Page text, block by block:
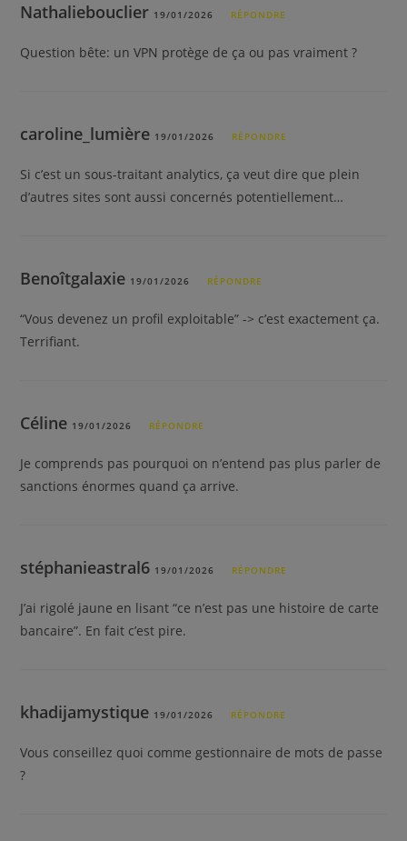
Nathaliebouclier 19/01/2026 RÉPONDRE
Question bête: un VPN protège de ça ou pas vraiment ?
caroline_lumière 19/01/2026 RÉPONDRE
Si c’est un sous-traitant analytics, ça veut dire que plein
d’autres sites sont aussi concernés potentiellement…
Benoîtgalaxie 19/01/2026 RÉPONDRE
“Vous devenez un profil exploitable” -> c’est exactement ça.
Terrifiant.
Céline 19/01/2026 RÉPONDRE
Je comprends pas pourquoi on n’entend pas plus parler de
sanctions énormes quand ça arrive.
stéphanieastral6 19/01/2026 RÉPONDRE
J’ai rigolé jaune en lisant “ce n’est pas une histoire de carte
bancaire”. En fait c’est pire.
khadijamystique 19/01/2026 RÉPONDRE
Vous conseillez quoi comme gestionnaire de mots de passe
?